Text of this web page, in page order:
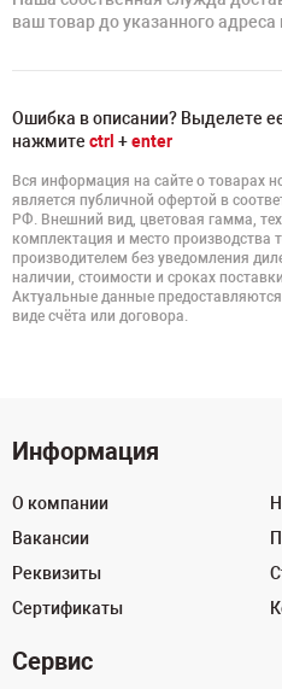
ваш товар до указанного адреса
Ошибка в описании? Выделете
нажмите ctrl +enter
Вся информация на сайте о товарах
является публичной офертой в
РФ. Внешний вид, цветовая гамма,
комплектация и место производства
производителем без уведомления
наличии, стоимости и сроках
Актуальные данные
виде счёта или договора.
Информация
О компании
Вакансии
Реквизиты
Сертификаты
Сервис